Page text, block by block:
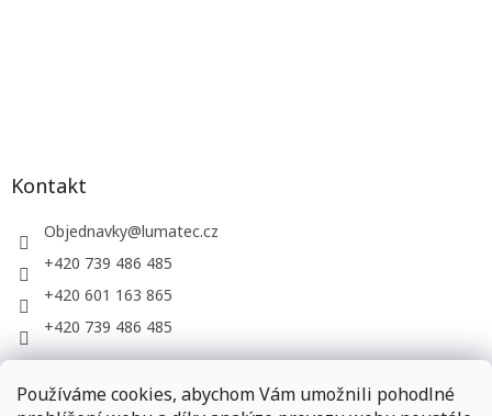
Používáme cookies, abychom Vám umožnili pohodlné
Kontakt
Objednavky@lumatec.cz
+420 739 486 485
+420 601 163 865
+420 739 486 485
LUMATEC, s.r.o. - web společnosti